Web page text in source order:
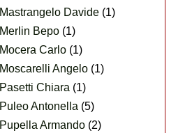
Mastrangelo Davide (1)
Merlin Bepo (1)
Mocera Carlo (1)
Moscarelli Angelo (1)
Pasetti Chiara (1)
Puleo Antonella (5)
Pupella Armando (2)